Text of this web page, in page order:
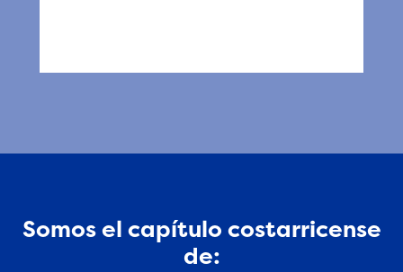
Somos el capítulo costarricense
de: